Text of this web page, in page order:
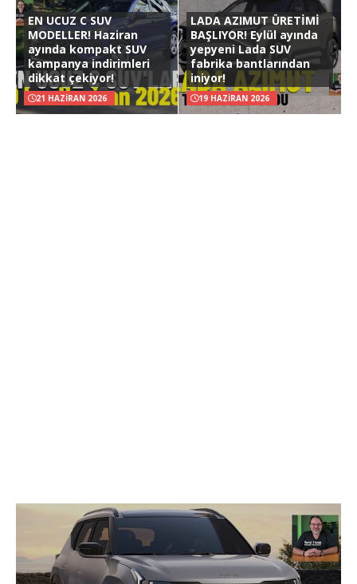
EN UCUZ C SUV
MODELLER! Haziran
ayında kompakt SUV
kampanya indirimleri
dikkat çekiyor!
21 HAZIRAN 2026
LADA AZIMUT ÜRETİMİ
BAŞLIYOR! Eylül ayında
yepyeni Lada SUV
fabrika bantlarından
iniyor!
19 HAZIRAN 2026